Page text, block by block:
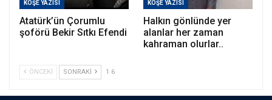
KÖŞE YAZISI
Atatürk’ün Çorumlu
şoförü Bekir Sıtkı Efendi
KÖŞE YAZISI
Halkın gönlünde yer
alanlar her zaman
kahraman olurlar..
ÖNCEKI SONRAKI 1 6